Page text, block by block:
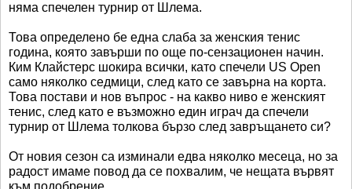
няма спечелен турнир от Шлема.
Това определено бе една слаба за женския тенис
година, която завърши по още по-сензационен начин.
Ким Клайстерс шокира всички, като спечели US Open
само няколко седмици, след като се завърна на корта.
Това постави и нов въпрос - на какво ниво е женският
тенис, след като е възможно един играч да спечели
турнир от Шлема толкова бързо след завръщането си?
От новия сезон са изминали едва няколко месеца, но за
радост имаме повод да се похвалим, че нещата вървят
към подобрение.